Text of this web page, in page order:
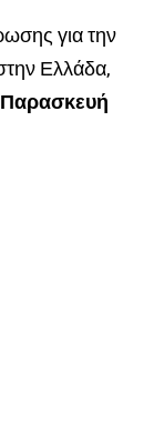
για την
Ελλάδα,